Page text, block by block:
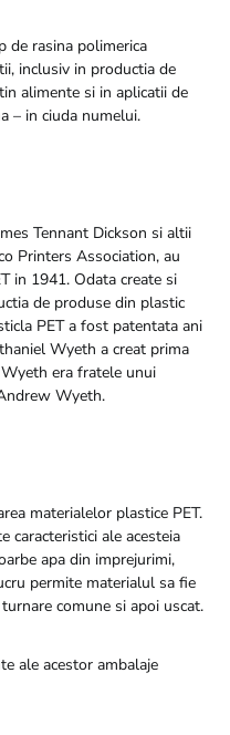
de rasina polimerica
inclusiv in productia de
alimente si in aplicatii de
– in ciuda numelui.
Tennant Dickson si altii
Printers Association, au
in 1941. Odata create si
de produse din plastic
PET a fost patentata ani
Wyeth a creat prima
era fratele unui
Wyeth.
materialelor plastice PET.
caracteristici ale acesteia
apa din imprejurimi,
permite materialul sa fie
comune si apoi uscat.
ale acestor ambalaje